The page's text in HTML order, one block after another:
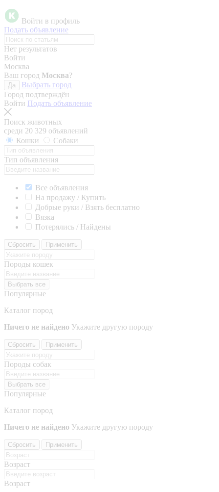
Войти в профиль
Подать объявление
Нет результатов
Войти
Москва
Ваш город Москва?
Да
Выбрать город
Город подтверждён
Войти Подать объявление
Поиск животных
среди 20 329 объявлений
Кошки
Собаки
Тип объявления
Все объявления
На продажу / Купить
Добрые руки / Взять бесплатно
Вязка
Потерялись / Найдены
Сбросить Применить
Породы кошек
Выбрать все
Популярные
Каталог пород
Ничего не найдено Укажите другую породу
Сбросить Применить
Породы собак
Выбрать все
Популярные
Каталог пород
Ничего не найдено Укажите другую породу
Сбросить Применить
Возраст
Возраст